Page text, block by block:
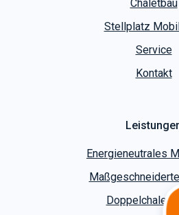
Chaletbau
Stellplatz
Service
Kontakt
Energieneutrales
Doppelchalet